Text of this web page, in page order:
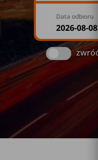
Data odbioru